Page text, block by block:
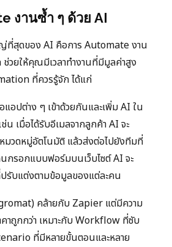
งานซ้ำ ๆ ด้วย AI
ที่สุดของ AI คือการ Automate งาน
ช่วยให้คุณมีเวลาทำงานที่มีมูลค่าสูง
ที่ควรรู้จัก ได้แก่
อปต่าง ๆ เข้าด้วยกันและเพิ่ม AI ใน
น เมื่อได้รับอีเมลจากลูกค้า AI จะ
หมวดหมู่อัตโนมัติ แล้วส่งต่อไปยังทีมที่
กรอกแบบฟอร์มบนเว็บไซต์ AI จะ
รับแต่งตามข้อมูลของแต่ละคน
คล้ายกับ Zapier แต่มีความ
าถูกกว่า เหมาะกับ Workflow ที่ซับ
ที่มีหลายขั้นตอนและหลาย